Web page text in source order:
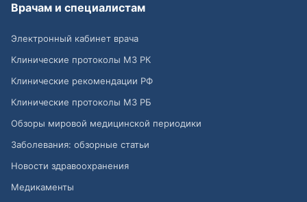
Врачам и специалистам
Электронный кабинет врача
Клинические протоколы МЗ РК
Клинические рекомендации РФ
Клинические протоколы МЗ РБ
Обзоры мировой медицинской периодики
Заболевания: обзорные статьи
Новости здравоохранения
Медикаменты